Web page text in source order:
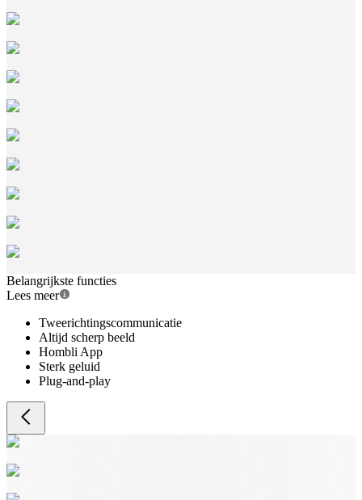
Belangrijkste functies
Lees meer
Tweerichtingscommunicatie
Altijd scherp beeld
Hombli App
Sterk geluid
Plug-and-play